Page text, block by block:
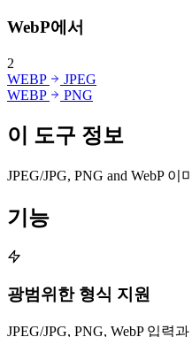
WebP에서
2
WEBP
JPEG
WEBP
PNG
이 도구 정보
JPEG/JPG, PNG and WebP
기능
광범위한 형식 지원
JPEG/JPG, PNG, WebP 입력